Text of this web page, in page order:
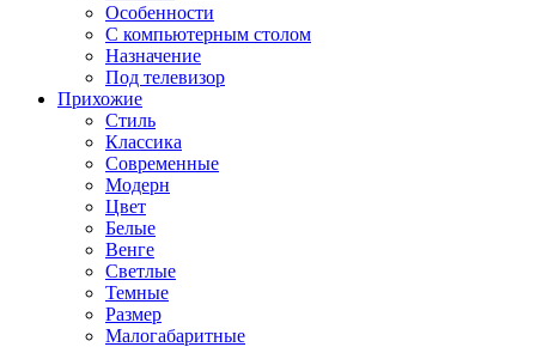
Особенности
С компьютерным столом
Назначение
Под телевизор
Прихожие
Стиль
Классика
Современные
Модерн
Цвет
Белые
Венге
Светлые
Темные
Размер
Малогабаритные